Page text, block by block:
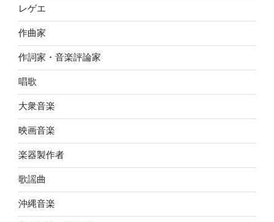
レゲエ
作曲家
作詞家・音楽評論家
唱歌
大衆音楽
映画音楽
楽器製作者
歌謡曲
沖縄音楽